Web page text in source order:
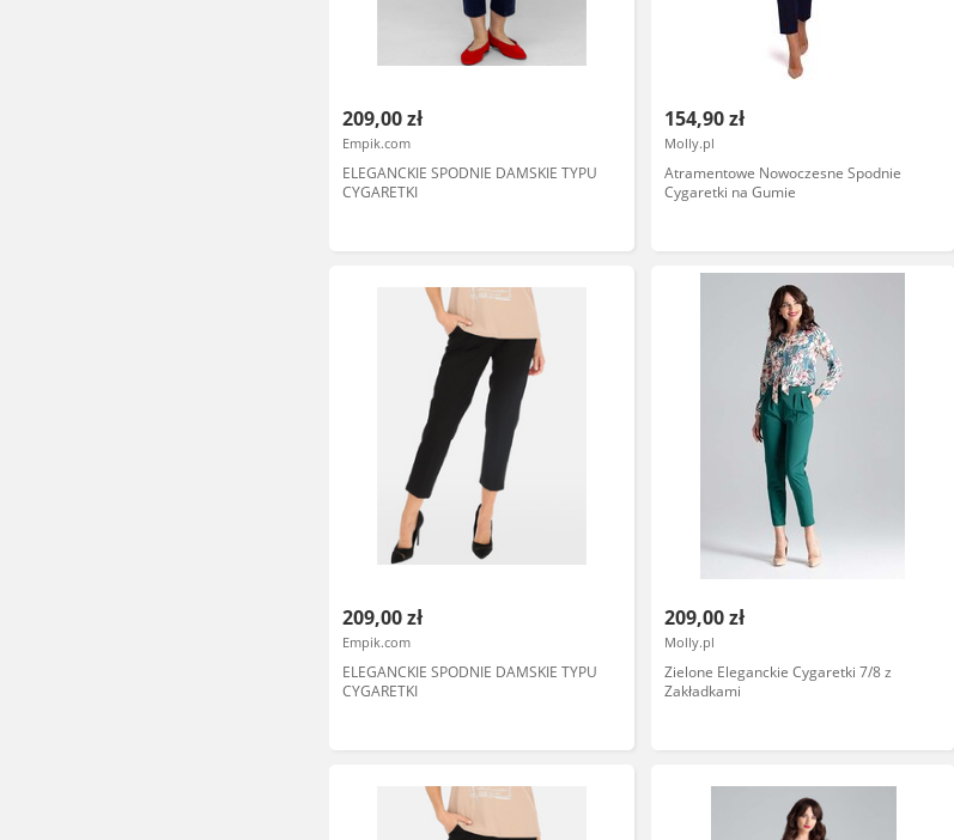
209,00 zł
Empik.com
ELEGANCKIE SPODNIE DAMSKIE TYPU
CYGARETKI
154,90 zł
Molly.pl
Atramentowe Nowoczesne Spodnie
Cygaretki na Gumie
209,00 zł
Empik.com
ELEGANCKIE SPODNIE DAMSKIE TYPU
CYGARETKI
209,00 zł
Molly.pl
Zielone Eleganckie Cygaretki 7/8 z
Zakładkami